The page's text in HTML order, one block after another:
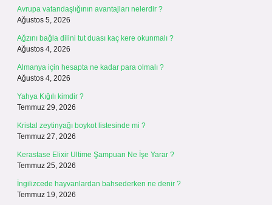
Avrupa vatandaşlığının avantajları nelerdir ?
Ağustos 5, 2026
Ağzını bağla dilini tut duası kaç kere okunmalı ?
Ağustos 4, 2026
Almanya için hesapta ne kadar para olmalı ?
Ağustos 4, 2026
Yahya Kığılı kimdir ?
Temmuz 29, 2026
Kristal zeytinyağı boykot listesinde mi ?
Temmuz 27, 2026
Kerastase Elixir Ultime Şampuan Ne İşe Yarar ?
Temmuz 25, 2026
İngilizcede hayvanlardan bahsederken ne denir ?
Temmuz 19, 2026